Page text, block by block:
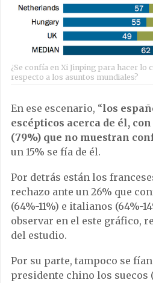
¿Se confía en Xi Jinping para hacer lo
respecto a los asuntos mundiales?
En ese escenario, “los
escépticos acerca de él,
(79%) que no muestran
un 15% se fía de él.
Por detrás están los
rechazo ante un 26% que
(64%-11%) e italianos (64%-
observar en el este gráfico,
del estudio.
Por su parte, tampoco se
presidente chino los suecos